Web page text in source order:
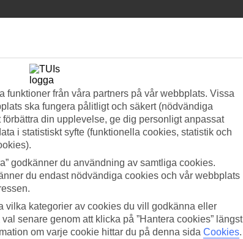
funktioner från våra partners på vår webbplats. Vissa
ska fungera pålitligt och säkert (nödvändiga
din upplevelse, ge dig personligt anpassat
i statistiskt syfte (funktionella cookies, statistik och
godkänner du användning av samtliga cookies.
du endast nödvändiga cookies och vår webbplats
vilka kategorier av cookies du vill godkänna eller
senare genom att klicka på ”Hantera cookies” längst
om varje cookie hittar du på denna sida Cookies.